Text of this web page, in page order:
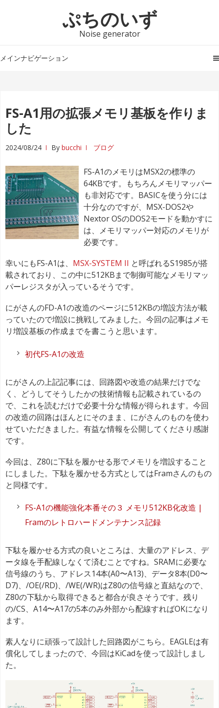
シ
ス
キ
プ
ツ
ッ
プ
ぷちのいず
Noise generator
メインナビゲーション
FS-A1用の拡張メモリ基板を作りま
した
2024/08/24 By bucchi ブログ
FS-A1のメモリはMSX2の標準の
64KBです。もちろんメモリマッパー
も非対応です。BASICを使う分には
十分なのですが、MSX-DOS2や
Nextor OSのDOS2モードを動かすに
は、メモリマッパー対応のメモリが
必要です。
幸いにもFS-A1は、 MSX-SYSTEM II と呼ばれるS1985が搭
載されており、この中に512KBまで制御可能なメモリマッ
パーレジスタが入っているそうです。
にがさんのFD-A1の改造のページに512KBの増設方法が載
っていたので増設に挑戦してみました。今回の記事はメモ
リ増設基板の作成までを書こうと思います。
初代FS-A1の改造
にがさんの上記記事には、回路図や改造の結果だけでな
く、どうしてそうしたかの技術情報も記載されているの
で、これを読むだけで必要十分な情報が得られます。今回
の改造の回路はほんとにそのまま、にがさんのものを使わ
せていただきました。有益な情報を公開してくださり感謝
です。
今回は、Z80に下駄を履かせる形でメモリを増設すること
にしました。下駄を履かせる方式としてはFramさんのもの
と同様です。
FS-A1の機能強化本番その３ メモリ512KB化改造 |
Framのレトロハードメンテナンス記録
下駄を履かせる方式の良いところは、大量のアドレス、デ
ータ線を手配線しなくて済むことですね。SRAMに必要な
信号線のうち、アドレス14本(A0〜A13)、データ8本(D0〜
D7)、/OE(/RD)、/WE(/WR)はZ80の信号線と直結なので、
Z80の下駄から取得できると都合が良さそうです。残り
の/CS、A14〜A17の5本のみ外部から配線すればOKになり
ます。
素人なりに頑張って設計した回路図がこちら。EAGLEは有
償化してしまったので、今回はKiCadを使って設計しまし
た。